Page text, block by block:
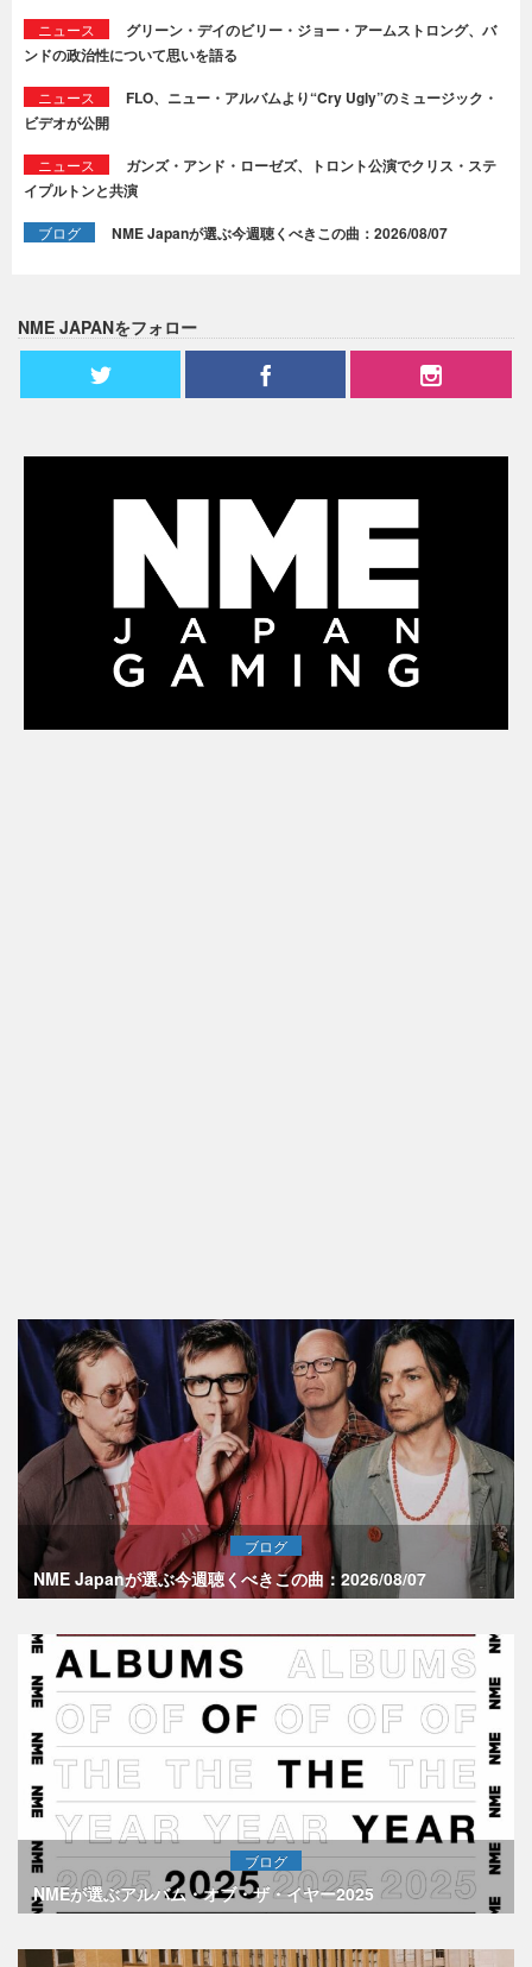
ニュース
グリーン・デイのビリー・ジョー・アームストロング、バ
ンドの政治性について思いを語る
ニュース
FLO、ニュー・アルバムより“Cry Ugly”のミュージック・
ビデオが公開
ニュース
ガンズ・アンド・ローゼズ、トロント公演でクリス・ステ
イプルトンと共演
ブログ NME Japanが選ぶ今週聴くべきこの曲：2026/08/07
NME JAPANをフォロー
ブログ
NME Japanが選ぶ今週聴くべきこの曲：2026/08/07
ブログ
NMEが選ぶアルバム・オブ・ザ・イヤー2025